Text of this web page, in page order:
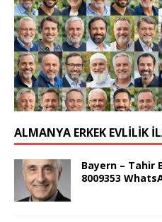
ALMANYA ERKEK EVLİLİK
Bayern – Tahir
8009353